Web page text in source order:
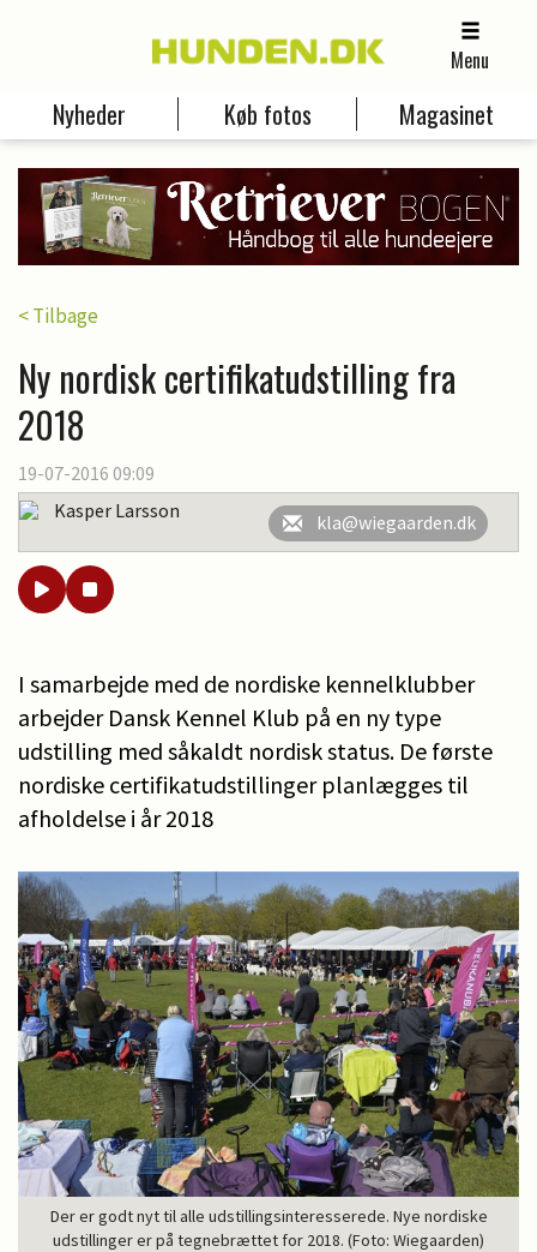
Menu
Nyheder Køb fotos Magasinet
< Tilbage
Ny nordisk certifikatudstilling fra
2018
19-07-2016 09:09
Kasper Larsson
kla@wiegaarden.dk
I samarbejde med de nordiske kennelklubber
arbejder Dansk Kennel Klub på en ny type
udstilling med såkaldt nordisk status. De første
nordiske certifikatudstillinger planlægges til
afholdelse i år 2018
Der er godt nyt til alle udstillingsinteresserede. Nye nordiske
udstillinger er på tegnebrættet for 2018. (Foto: Wiegaarden)